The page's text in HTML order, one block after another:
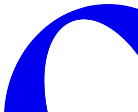
Skip to main content